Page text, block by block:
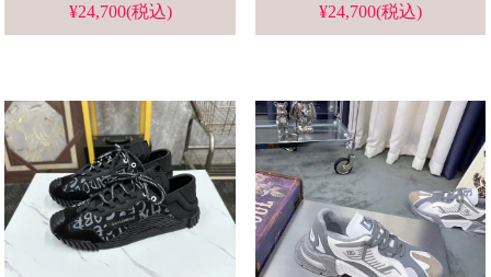
¥24,700(税込) ¥24,700(税込)